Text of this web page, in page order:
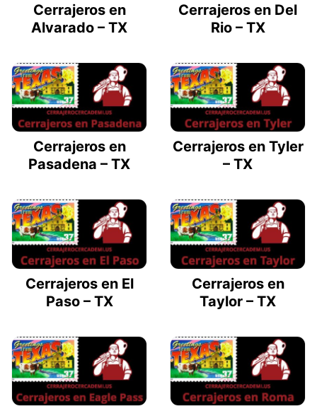
Cerrajeros en
Alvarado – TX
Cerrajeros en Del
Rio – TX
Cerrajeros en
Pasadena – TX
Cerrajeros en Tyler
– TX
Cerrajeros en El
Paso – TX
Cerrajeros en
Taylor – TX